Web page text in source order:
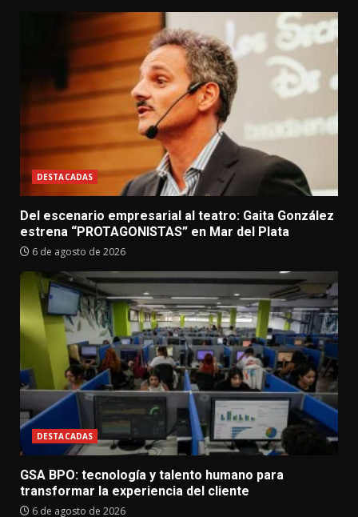
DESTACADAS
Del escenario empresarial al teatro: Gaita González
estrena “PROTAGONISTAS” en Mar del Plata
6 de agosto de 2026
DESTACADAS
GSA BPO: tecnología y talento humano para
transformar la experiencia del cliente
6 de agosto de 2026